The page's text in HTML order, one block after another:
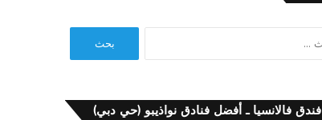
فندق فالانسيا ـ أفضل فنادق نواذيبو (حي دبي)